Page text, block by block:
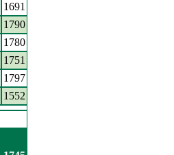
1691
1790
1780
1751
1797
1552